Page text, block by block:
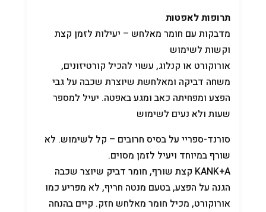
תרופות לאפטות
מדבקות עם חומר מאלחש – יעילות לזמן קצת
וקשות לשימוש
אורוקורט או קנלוג, עשוי להכיל קורטיזונים,
משחה דביקה ומאלחשת שיוצרת שכבה על גבי
הפצע ומפחיתה כאב ומגע באפטה. יעיל למספר
שעות ולא נעים לשימוש
סורנד-ספריי על בסיס חרובים – קל לשימוש. לא
שורף במיוחד ויעיל לזמן מסוים.
KANK+A קצת שורף, חומר דביק שיוצר שכבה
הגנה על הפצע, בטעם מנטה חריף, לא מפריע כמו
אורוקורט, מכיל חומר מאלחש חזק. קיים בהנחה